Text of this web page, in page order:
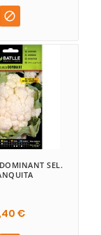

SEL.
€